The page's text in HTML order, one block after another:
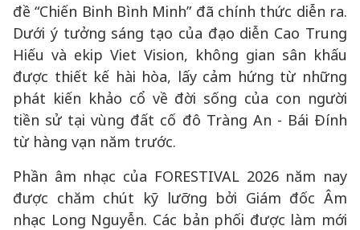
đề “Chiến Binh Bình Minh” đã chính thức diễn ra.
Dưới ý tưởng sáng tạo của đạo diễn Cao Trung
Hiếu và ekip Viet Vision, không gian sân khấu
được thiết kế hài hòa, lấy cảm hứng từ những
phát kiến khảo cổ về đời sống của con người
tiền sử tại vùng đất cố đô Tràng An - Bái Đính
từ hàng vạn năm trước.
Phần âm nhạc của FORESTIVAL 2026 năm nay
được chăm chút kỹ lưỡng bởi Giám đốc Âm
nhạc Long Nguyễn. Các bản phối được làm mới